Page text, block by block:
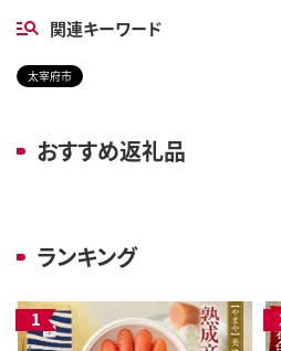
関連キーワード
太宰府市
おすすめ返礼品
ランキング